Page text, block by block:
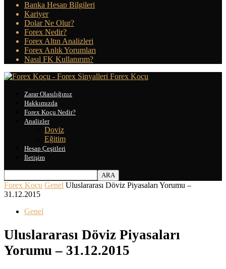
Banka Hesap Bilgileri
Kariyer
Dolar Ne Olur?
Forex Nedir?
Forex Altın Analizleri
Forex Anlık Yorumları
Nasıl FK Kullanırım?
Forex Koçu
Zarar Olasılığınız
Hakkımızda
Forex Koçu Nedir?
Analizler
Doviz
Eğitim
Hesap Çeşitleri
İletişim
Forex Koçu Genel Uluslararası Döviz Piyasaları Yorumu –
31.12.2015
Genel
Uluslararası Döviz Piyasaları
Yorumu – 31.12.2015